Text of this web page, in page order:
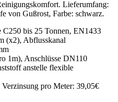
Lieferumfang:
von Gußrost, Farbe: schwarz.
C250 bis 25 Tonnen, EN1433
(x2), Abflusskanal
1m), Anschlüsse DN110
anstelle flexible
pro Meter: 39,05€